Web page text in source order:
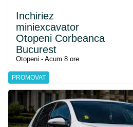
PROMOVAT
Inchiriez
miniexcavator
Otopeni Corbeanca
Bucurest
Otopeni - Acum 8 ore